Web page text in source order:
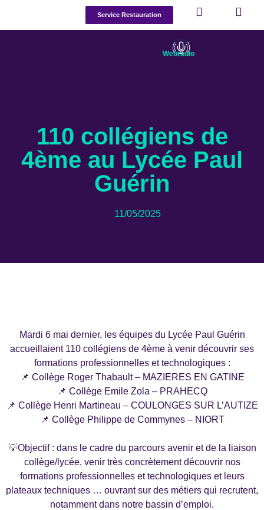
Service Restauration
Webradio
110 collégiens de
4ème au Lycée Paul
Guérin
11/05/2025
Mardi 6 mai dernier, les équipes du Lycée Paul Guérin
accueillaient 110 collégiens de 4ème à venir découvrir ses
formations professionnelles et technologiques :
📌 Collège Roger Thabault – MAZIERES EN GATINE
📌 Collège Emile Zola – PRAHECQ
📌 Collège Henri Martineau – COULONGES SUR L’AUTIZE
📌 Collège Philippe de Commynes – NIORT
💡Objectif : dans le cadre du parcours avenir et de la liaison
collège/lycée, venir très concrètement découvrir nos
formations professionnelles et technologiques et leurs
plateaux techniques … ouvrant sur des métiers qui recrutent,
notamment dans notre bassin d’emploi.